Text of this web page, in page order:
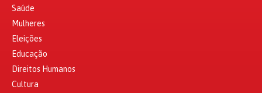
Saúde
Mulheres
Eleições
Educação
Direitos Humanos
Cultura